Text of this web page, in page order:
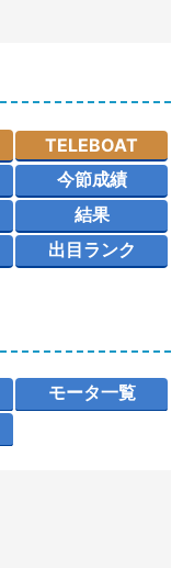
TELEBOAT
今節成績
結果
出目ランク
モータ一覧